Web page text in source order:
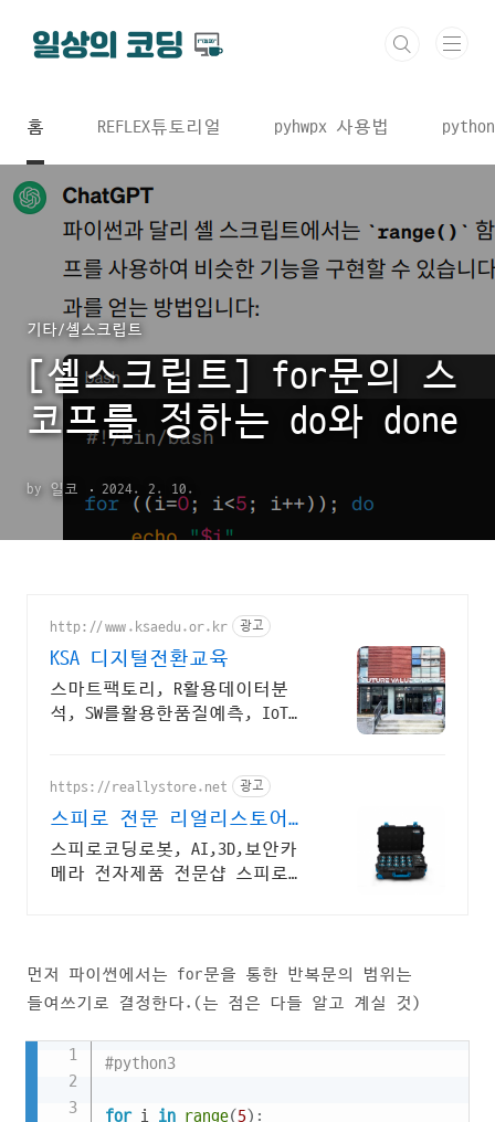
홈 REFLEX튜토리얼 pyhwpx 사용법
기타/셸스크립트
[셸스크립트] for문의 스
코프를 정하는 do와 done
by 일코 2024. 2. 10.
http://www.ksaedu.or.kr 광고
KSA 디지털전환교육
스마트팩토리, R활용데이터분
석, SW를활용한품질예측, IoT센
https://reallystore.net 광고
스피로 전문 리얼리스토어
코딩교육을 쉽고 재밌게
스피로코딩로봇, AI,3D,보안카
메라 전자제품 전문샵 스피로볼
먼저 파이썬에서는 for문을 통한 반복문의 범위는
들여쓰기로 결정한다.(는 점은 다들 알고 계실 것)
#python3
for i in range(5) :